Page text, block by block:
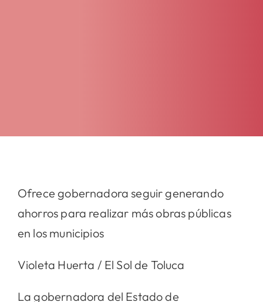
Ofrece gobernadora seguir generando
ahorros para realizar más obras públicas
en los municipios
Violeta Huerta / El Sol de Toluca
La gobernadora del Estado de